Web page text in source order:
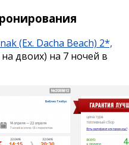
(Ex. Dacha Beach) 2*,
двоих) на 7 ночей в